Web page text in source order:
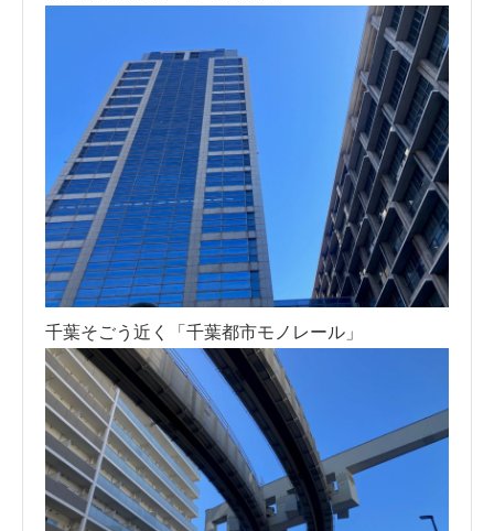
千葉そごう近く「千葉都市モノレール」